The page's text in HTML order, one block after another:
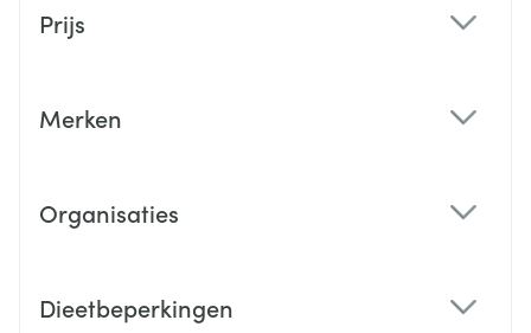
Prijs
Merken
Organisaties
Dieetbeperkingen